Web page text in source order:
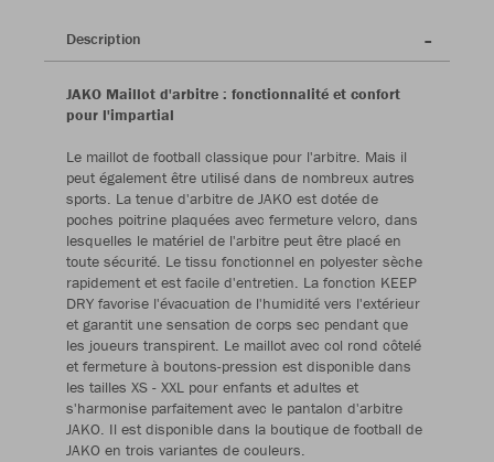
Description
JAKO Maillot d'arbitre : fonctionnalité et confort
pour l'impartial
Le maillot de football classique pour l'arbitre. Mais il
peut également être utilisé dans de nombreux autres
sports. La tenue d'arbitre de JAKO est dotée de
poches poitrine plaquées avec fermeture velcro, dans
lesquelles le matériel de l'arbitre peut être placé en
toute sécurité. Le tissu fonctionnel en polyester sèche
rapidement et est facile d'entretien. La fonction KEEP
DRY favorise l'évacuation de l'humidité vers l'extérieur
et garantit une sensation de corps sec pendant que
les joueurs transpirent. Le maillot avec col rond côtelé
et fermeture à boutons-pression est disponible dans
les tailles XS - XXL pour enfants et adultes et
s'harmonise parfaitement avec le pantalon d'arbitre
JAKO. Il est disponible dans la boutique de football de
JAKO en trois variantes de couleurs.